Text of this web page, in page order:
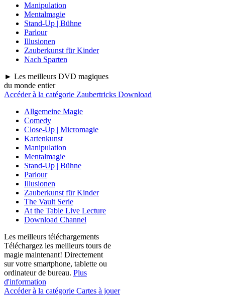
Manipulation
Mentalmagie
Stand-Up | Bühne
Parlour
Illusionen
Zauberkunst für Kinder
Nach Sparten
► Les meilleurs DVD magiques
du monde entier
Accéder à la catégorie Zaubertricks Download
Allgemeine Magie
Comedy
Close-Up | Micromagie
Kartenkunst
Manipulation
Mentalmagie
Stand-Up | Bühne
Parlour
Illusionen
Zauberkunst für Kinder
The Vault Serie
At the Table Live Lecture
Download Channel
Les meilleurs téléchargements
Téléchargez les meilleurs tours de
magie maintenant! Directement
sur votre smartphone, tablette ou
ordinateur de bureau. Plus
d'information
Accéder à la catégorie Cartes à jouer